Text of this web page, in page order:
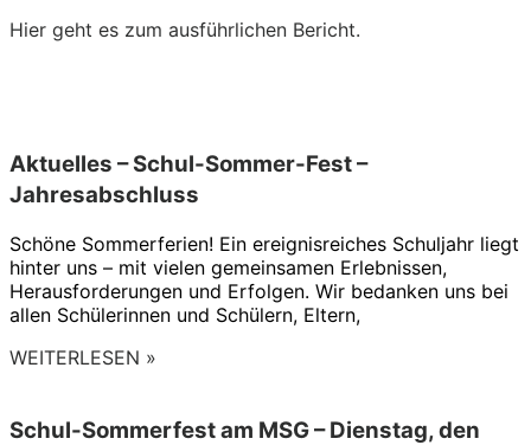
Hier geht es zum ausführlichen Bericht.
Aktuelles – Schul-Sommer-Fest –
Jahresabschluss
Schöne Sommerferien! Ein ereignisreiches Schuljahr liegt
hinter uns – mit vielen gemeinsamen Erlebnissen,
Herausforderungen und Erfolgen. Wir bedanken uns bei
allen Schülerinnen und Schülern, Eltern,
WEITERLESEN »
Schul-Sommerfest am MSG – Dienstag, den